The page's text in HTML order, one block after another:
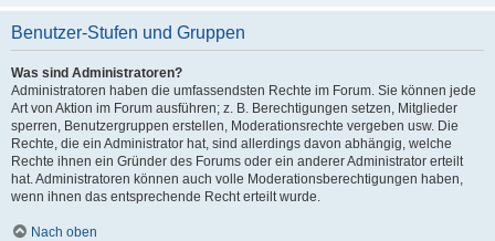
Benutzer-Stufen und Gruppen
Was sind Administratoren?
Administratoren haben die umfassendsten Rechte im Forum. Sie können jede
Art von Aktion im Forum ausführen; z. B. Berechtigungen setzen, Mitglieder
sperren, Benutzergruppen erstellen, Moderationsrechte vergeben usw. Die
Rechte, die ein Administrator hat, sind allerdings davon abhängig, welche
Rechte ihnen ein Gründer des Forums oder ein anderer Administrator erteilt
hat. Administratoren können auch volle Moderationsberechtigungen haben,
wenn ihnen das entsprechende Recht erteilt wurde.
Nach oben